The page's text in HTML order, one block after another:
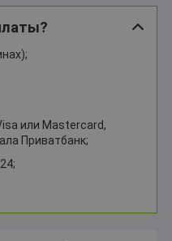
или Mastercard,
Приватбанк;